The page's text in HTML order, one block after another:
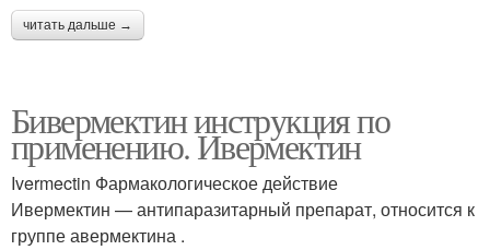
читать дальше →
Бивермектин инструкция по
применению. Ивермектин
Ivermectin Фармакологическое действие
Ивермектин — антипаразитарный препарат, относится к
группе авермектина .